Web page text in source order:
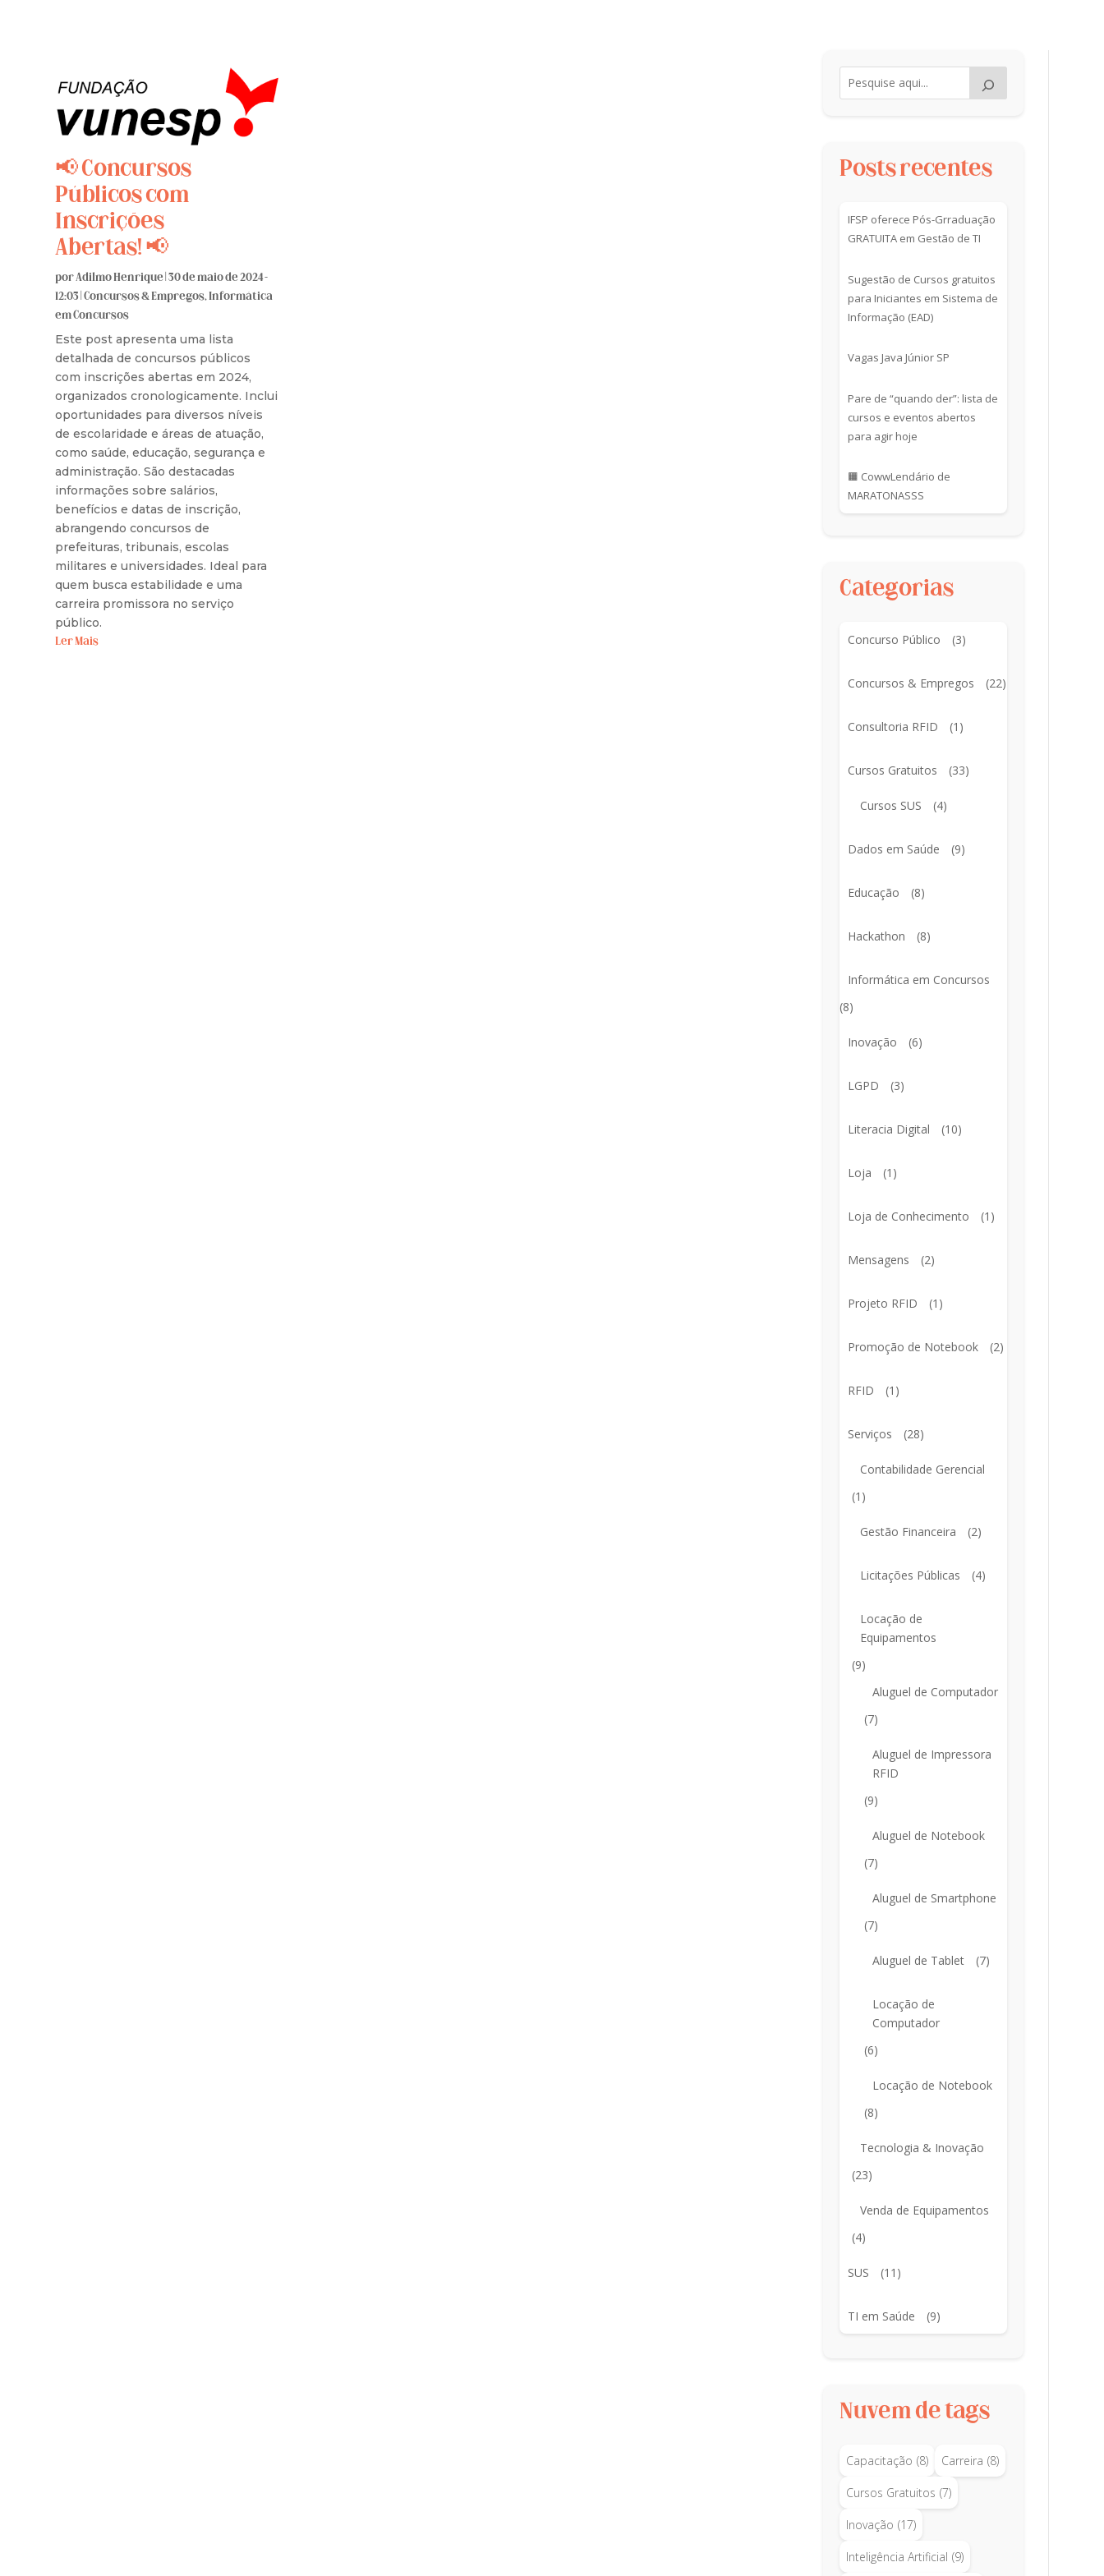
📢 Concursos
Públicos com
Inscrições
Abertas! 📢
porAdilmo Henrique|30 de maio de 2024 -
12:03|Concursos & Empregos,Informática
em Concursos
Este post apresenta uma lista
detalhada de concursos públicos
com inscrições abertas em 2024,
organizados cronologicamente. Inclui
oportunidades para diversos níveis
de escolaridade e áreas de atuação,
como saúde, educação, segurança e
administração. São destacadas
informações sobre salários,
benefícios e datas de inscrição,
abrangendo concursos de
prefeituras, tribunais, escolas
militares e universidades. Ideal para
quem busca estabilidade e uma
carreira promissora no serviço
público.
Ler Mais
Posts recentes
IFSP oferece Pós-Grraduação
GRATUITA em Gestão de TI
Sugestão de Cursos gratuitos
para Iniciantes em Sistema de
Informação (EAD)
Vagas Java Júnior SP
Pare de “quando der”: lista de
cursos e eventos abertos
para agir hoje
🟧 CowwLendário de
MARATONASSS
Categorias
Concurso Público (3)
Concursos & Empregos (22)
Consultoria RFID (1)
Cursos Gratuitos (33)
Cursos SUS (4)
Dados em Saúde (9)
Educação (8)
Hackathon (8)
Informática em Concursos
(8)
Inovação (6)
LGPD (3)
Literacia Digital (10)
Loja (1)
Loja de Conhecimento (1)
Mensagens (2)
Projeto RFID (1)
Promoção de Notebook (2)
RFID (1)
Serviços (28)
Contabilidade Gerencial
(1)
Gestão Financeira (2)
Licitações Públicas (4)
Locação de
Equipamentos
(9)
Aluguel de Computador
(7)
Aluguel de Impressora
RFID
(9)
Aluguel de Notebook
(7)
Aluguel de Smartphone
(7)
Aluguel de Tablet (7)
Locação de
Computador
(6)
Locação de Notebook
(8)
Tecnologia & Inovação
(23)
Venda de Equipamentos
(4)
SUS (11)
TI em Saúde (9)
Nuvem de tags
Capacitação (8) Carreira (8)
Cursos Gratuitos (7)
Inovação (17)
Inteligência Artificial (9)